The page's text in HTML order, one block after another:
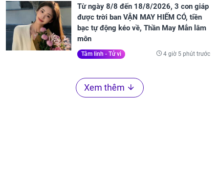
Từ ngày 8/8 đến 18/8/2026, 3 con giáp
được trời ban VẬN MAY HIẾM CÓ, tiền
bạc tự động kéo về, Thần May Mắn lâm
môn
Tâm linh - Tử vi 4 giờ 5 phút trước
Xem thêm